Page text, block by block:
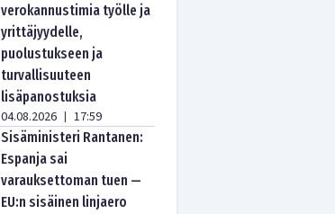
verokannustimia työlle ja
yrittäjyydelle,
puolustukseen ja
turvallisuuteen
lisäpanostuksia
04.08.2026 | 17:59
Sisäministeri Rantanen:
Espanja sai
varauksettoman tuen —
EU:n sisäinen linjaero